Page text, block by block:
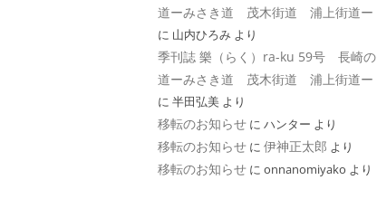
道ーみさき道 茂木街道 浦上街道ー
に 山内ひろみ より
季刊誌 樂（らく）ra-ku 59号 長崎の
道ーみさき道 茂木街道 浦上街道ー
に 半田弘美 より
移転のお知らせ に ハンター より
移転のお知らせ に 伊神正太郎 より
移転のお知らせ に onnanomiyako より